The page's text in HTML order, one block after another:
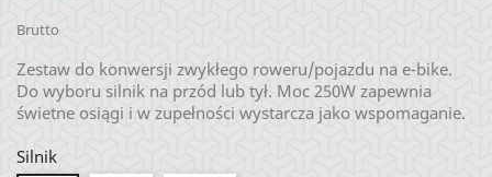
Brutto
Zestaw do konwersji zwykłego roweru/pojazdu na e-bike.
Do wyboru silnik na przód lub tył. Moc 250W zapewnia
świetne osiągi i w zupełności wystarcza jako wspomaganie.
Silnik